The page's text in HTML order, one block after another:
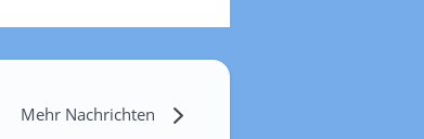
Mehr Nachrichten